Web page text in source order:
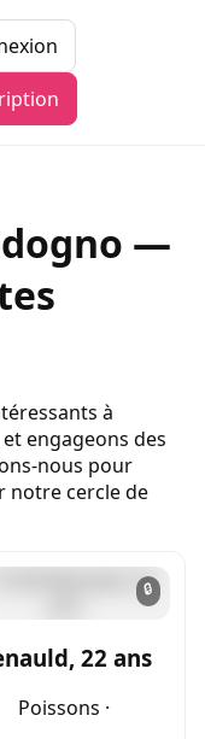
—
à
engageons des
nous pour
notre cercle de
🔒
22 ans
Poissons ·